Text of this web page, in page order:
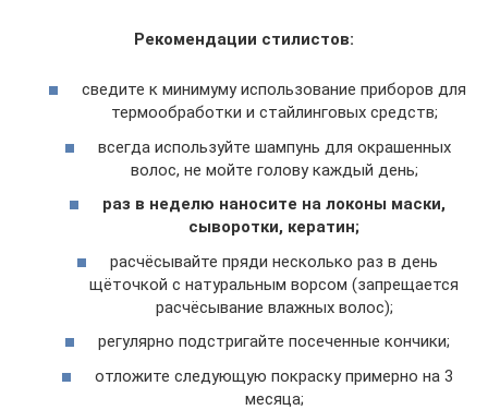
Рекомендации стилистов:
сведите к минимуму использование приборов для
термообработки и стайлинговых средств;
всегда используйте шампунь для окрашенных
волос, не мойте голову каждый день;
раз в неделю наносите на локоны маски,
сыворотки, кератин;
расчёсывайте пряди несколько раз в день
щёточкой с натуральным ворсом (запрещается
расчёсывание влажных волос);
регулярно подстригайте посеченные кончики;
отложите следующую покраску примерно на 3
месяца;